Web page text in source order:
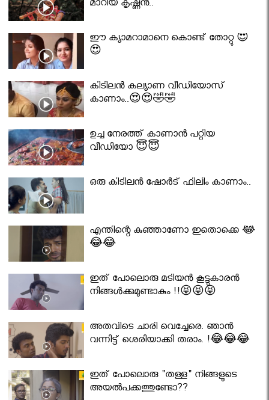
മാറിയ കൃഷ്ണൻ..
ഈ ക്യാമറാമാനെ കൊണ്ട് തോറ്റു 😍
😍
കിടിലൻ കല്യാണ വീഡിയോസ്
കാണാം..😍😍🤣🤣
ഉച്ച നേരത്ത് കാണാൻ പറ്റിയ
വീഡിയോ 😇😇
ഒരു കിടിലൻ ഷോർട് ഫിലിം കാണാം..
എന്തിന്റെ കുഞ്ഞാണോ ഇതൊക്കെ 😂
😂😂
ഇത് പോലൊരു മടിയൻ കൂട്ടുകാരൻ
നിങ്ങൾക്കുമുണ്ടാകും !!😝😝😝
അതവിടെ ചാരി വെച്ചേരെ. ഞാൻ
വന്നിട്ട് ശെരിയാക്കി തരാം. !😂😂😂
ഇത് പോലൊരു "തള്ള" നിങ്ങളുടെ
അയല്‍പക്കത്തുണ്ടോ??